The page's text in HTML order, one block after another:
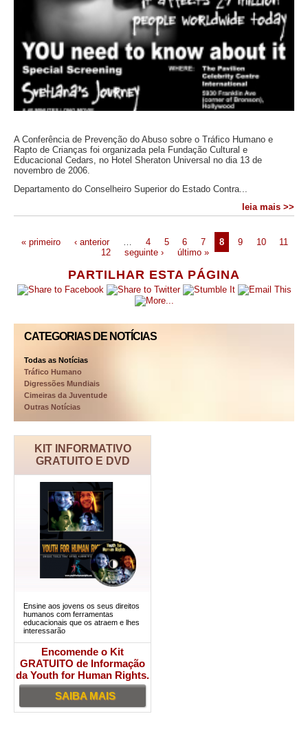
PARTILHAR ESTA PÁGINA
CATEGORIAS DE NOTÍCIAS
Todas as Notícias
Tráfico Humano
Digressões Mundiais
Cimeiras da Juventude
Outras Notícias
KIT INFORMATIVO
GRATUITO E DVD
Ensine aos jovens os seus direitos
humanos com ferramentas
educacionais que os atraem e lhes
interessarão
Encomende o Kit
GRATUITO de Informação
da Youth for Human Rights.
SAIBA MAIS
A Conferência de Prevenção do Abuso sobre o Tráfico Humano e
Rapto de Crianças foi organizada pela Fundação Cultural e
Educacional Cedars, no Hotel Sheraton Universal no dia 13 de
novembro de 2006.
Departamento do Conselheiro Superior do Estado Contra...
leia mais >>
« primeiro ‹ anterior … 4 5 6 7 8 9 10
11
12
seguinte › último »